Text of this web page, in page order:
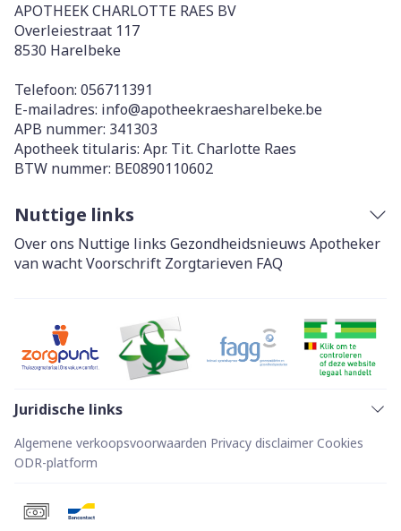
APOTHEEK CHARLOTTE RAES BV
Overleiestraat 117
8530 Harelbeke
Telefoon: 056711391
E-mailadres: info@apotheekraesharelbeke.be
APB nummer: 341303
Apotheek titularis: Apr. Tit. Charlotte Raes
BTW nummer: BE0890110602
Nuttige links
Over ons Nuttige links Gezondheidsnieuws Apotheker
van wachtVoorschrift Zorgtarieven FAQ
Juridische links
Algemene verkoopsvoorwaarden Privacy disclaimer Cookies
ODR-platform